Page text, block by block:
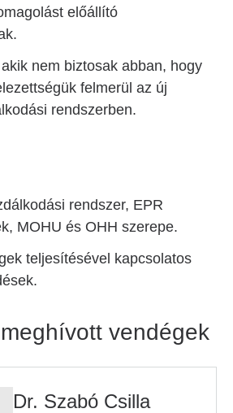
előállító
nem biztosak abban, hogy
felmerül az új
rendszerben.
rendszer, EPR
MOHU és OHH szerepe.
teljesítésével kapcsolatos
vendégek
Dr. Szabó Csilla